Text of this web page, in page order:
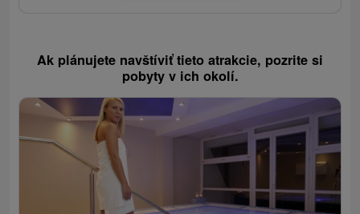
Ak plánujete navštíviť tieto atrakcie, pozrite si
pobyty v ich okolí.